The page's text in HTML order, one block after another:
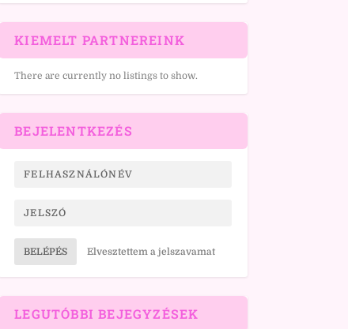
KIEMELT PARTNEREINK
There are currently no listings to show.
BEJELENTKEZÉS
BELÉPÉS Elvesztettem a jelszavamat
LEGUTÓBBI BEJEGYZÉSEK